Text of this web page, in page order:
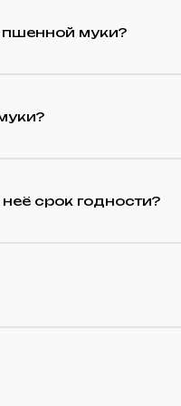
муки?
срок годности?